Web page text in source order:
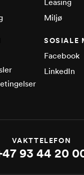
Leasing
Miljø
SOSIALE
Facebook
LinkedIn
VAKTTELEFON
93 44 20